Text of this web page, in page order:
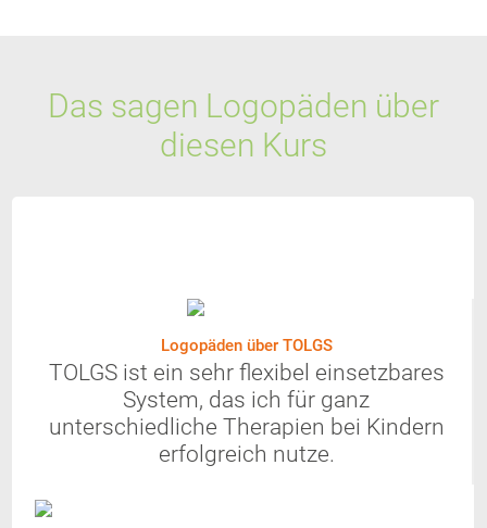
Das sagen Logopäden über
diesen Kurs
Logopäden über TOLGS
TOLGS ist ein sehr flexibel einsetzbares
System, das ich für ganz
unterschiedliche Therapien bei Kindern
erfolgreich nutze.